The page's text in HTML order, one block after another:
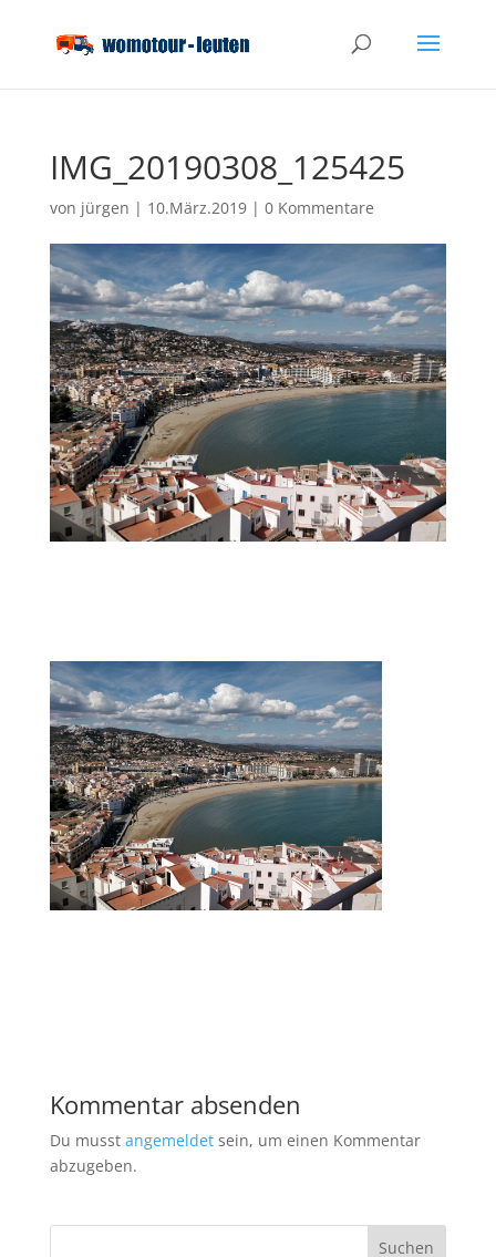
IMG_20190308_125425
von jürgen | 10.März.2019| 0 Kommentare
Kommentar absenden
Du musst angemeldetsein, um einen Kommentar
abzugeben.